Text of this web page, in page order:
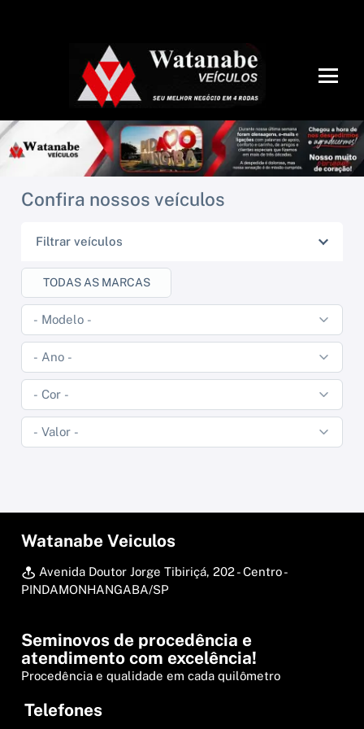
Confira nossos veículos
Filtrar veículos
TODAS AS MARCAS
Watanabe Veiculos
Avenida Doutor Jorge Tibiriçá, 202 - Centro -
PINDAMONHANGABA/SP
Seminovos de procedência e
atendimento com excelência!
Procedência e qualidade em cada quilômetro
Telefones